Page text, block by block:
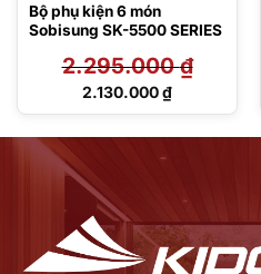
Bộ phụ kiện 6 món
Sobisung SK-5500 SERIES
2.295.000₫
Giá
2.130.000₫
Giá